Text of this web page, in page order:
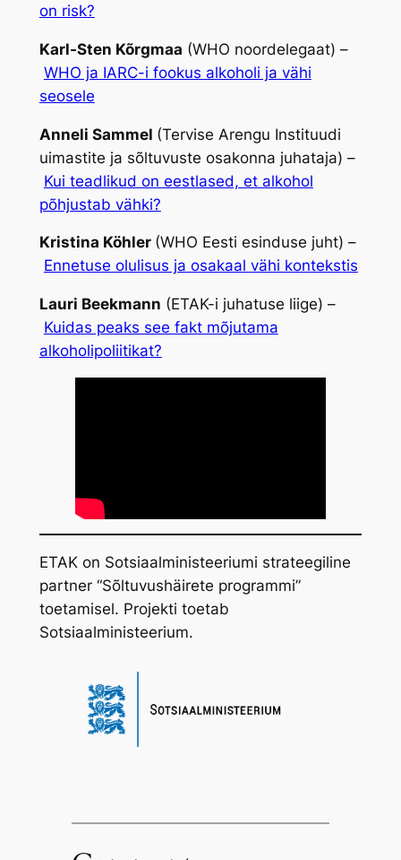
on risk?
Karl-Sten Kõrgmaa (WHO noordelegaat) –
WHO ja IARC-i fookus alkoholi ja vähi
seosele
Anneli Sammel (Tervise Arengu Instituudi
uimastite ja sõltuvuste osakonna juhataja) –
Kui teadlikud on eestlased, et alkohol
põhjustab vähki?
Kristina Köhler (WHO Eesti esinduse juht) –
Ennetuse olulisus ja osakaal vähi kontekstis
Lauri Beekmann (ETAK-i juhatuse liige) –
Kuidas peaks see fakt mõjutama
alkoholipoliitikat?
ETAK on Sotsiaalministeeriumi strateegiline
partner “Sõltuvushäirete programmi”
toetamisel. Projekti toetab
Sotsiaalministeerium.